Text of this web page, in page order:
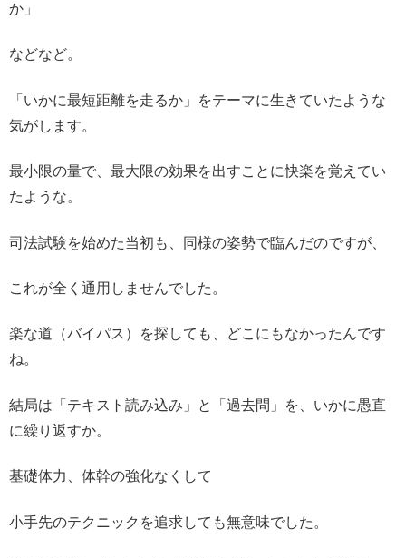
か」
などなど。
「いかに最短距離を走るか」
をテーマに生きていたような
気がします。
最小限の量で、 最大限の効果を出すことに快楽を覚えてい
たような。
司法試験を始めた当初も、同様の姿勢で臨んだのですが、
これが全く通用しませんでした。
楽な道（バイパス）を探しても、どこにもなかったんです
ね。
結局は「テキスト読み込み」と「過去問」を、 いかに愚直
に繰り返すか。
基礎体力、体幹の強化なくして
小手先のテクニックを追求しても無意味でした。